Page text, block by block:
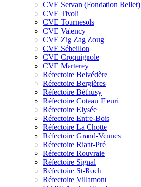
CVE Servan (Fondation Bellet)
CVE Tivoli
CVE Tournesols
CVE Valency
CVE Zig Zag Zoug
CVE Sébeillon
CVE Croquignole
CVE Marterey
Réfectoire Belvédère
Réfectoire Bergières
Réfectoire Béthusy
Réfectoire Coteau-Fleuri
Réfectoire Elysée
Réfectoire Entre-Bois
Réfectoire La Chotte
Réfectoire Grand-Vennes
Réfectoire Riant-Pré
Réfectoire Rouvraie
Réfectoire Signal
Réfectoire St-Roch
Réfectoire Villamont